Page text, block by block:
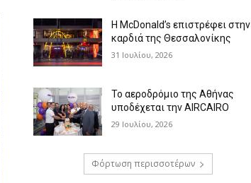
Η McDonald’s επιστρέφει στην
καρδιά της Θεσσαλονίκης
31 Ιουλίου, 2026
Το αεροδρόμιο της Αθήνας
υποδέχεται την AIRCAIRO
29 Ιουλίου, 2026
Φόρτωση περισσοτέρων